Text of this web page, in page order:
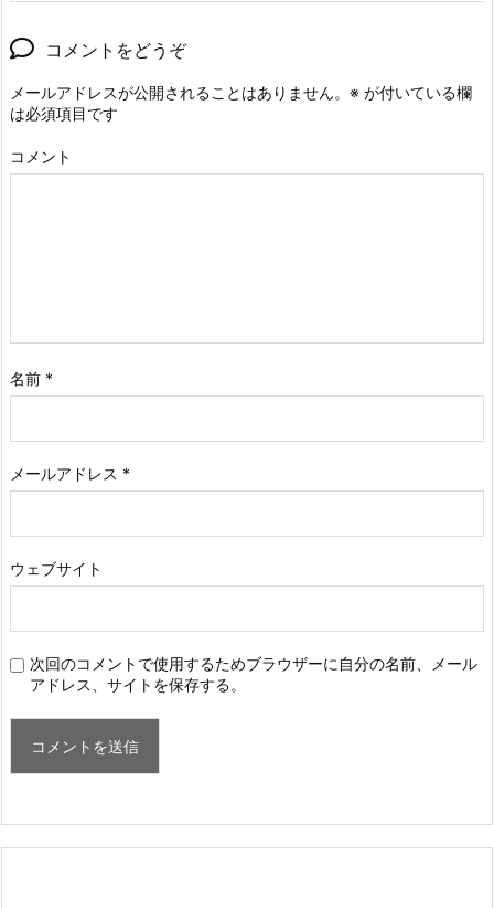
コメントをどうぞ
メールアドレスが公開されることはありません。 ※ が付いている欄
は必須項目です
コメント
名前 *
メールアドレス *
ウェブサイト
次回のコメントで使用するためブラウザーに自分の名前、メール
アドレス、サイトを保存する。